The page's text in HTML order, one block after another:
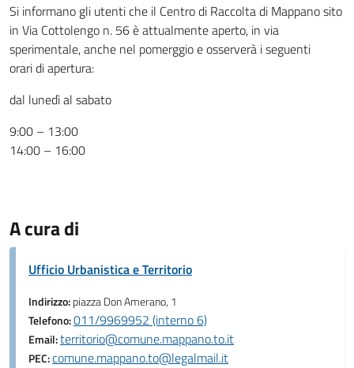
Si informano gli utenti che il Centro di Raccolta di Mappano sito
in Via Cottolengo n. 56 è attualmente aperto, in via
sperimentale, anche nel pomerggio e osserverà i seguenti
orari di apertura:
dal lunedì al sabato
9:00 – 13:00
14:00 – 16:00
A cura di
Ufficio Urbanistica e Territorio
Indirizzo:piazza Don Amerano, 1
Telefono:011/9969952 (interno 6)
Email:territorio@comune.mappano.to.it
PEC:comune.mappano.to@legalmail.it